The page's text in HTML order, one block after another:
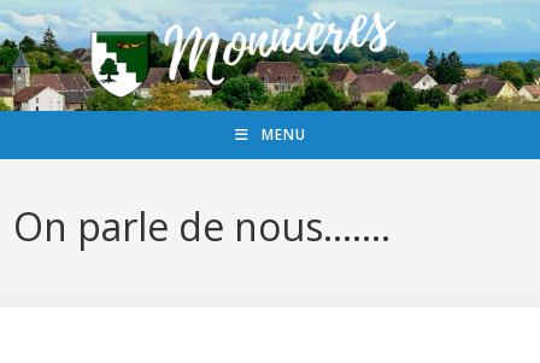
MENU
On parle de nous…….